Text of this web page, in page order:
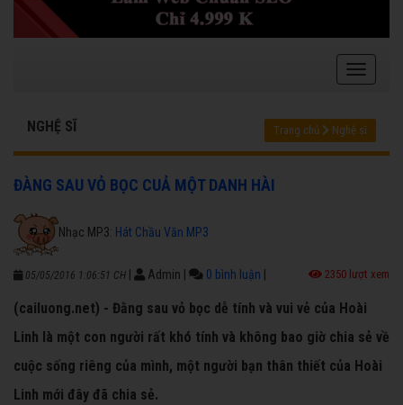
NGHỆ SĨ Trang chủ Nghệ sĩ
ĐÀNG SAU VỎ BỌC CUẢ MỘT DANH HÀI
Nhạc MP3: Hát Chầu Văn MP3
05/05/2016 1:06:51 CH Admin 0 bình luận 2350 lượt xem
(cailuong.net) - Đằng sau vỏ bọc dễ tính và vui vẻ của Hoài
Linh là một con người rất khó tính và không bao giờ chia sẻ về
cuộc sống riêng của mình, một người bạn thân thiết của Hoài
Linh mới đây đã chia sẻ.